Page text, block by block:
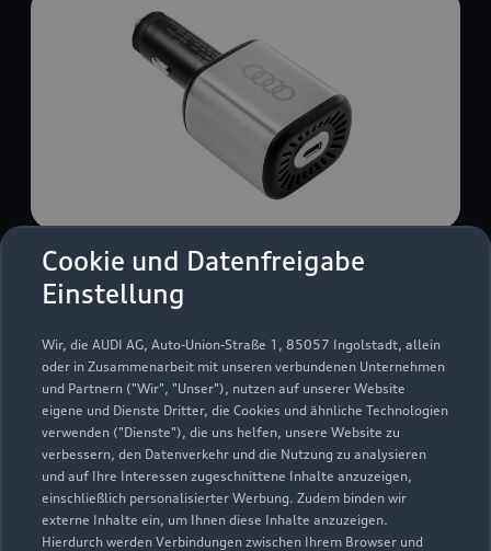
Cookie und Datenfreigabe
Einstellung
Wir, die AUDI AG, Auto-Union-Straße 1, 85057 Ingolstadt, allein
oder in Zusammenarbeit mit unseren verbundenen Unternehmen
und Partnern ("Wir", "Unser"), nutzen auf unserer Website
eigene und Dienste Dritter, die Cookies und ähnliche Technologien
verwenden ("Dienste"), die uns helfen, unsere Website zu
verbessern, den Datenverkehr und die Nutzung zu analysieren
und auf Ihre Interessen zugeschnittene Inhalte anzuzeigen,
einschließlich personalisierter Werbung. Zudem binden wir
externe Inhalte ein, um Ihnen diese Inhalte anzuzeigen.
Hierdurch werden Verbindungen zwischen Ihrem Browser und
USB Power-Ladegerät
USB Power-Ladegerät für schnelles und
komfortables Laden von Mobiltelefonen, Tablets
oder Laptops.
Zur Audi Shopping World